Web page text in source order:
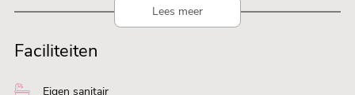
buitenleven, terwijl de camping rust en ruimte biedt om samen te
ontspannen. Een van de grootste voordelen van vakantie vieren in
Nederland is dat het dichterbij is dan je denkt!
Plan ook een weekendje weg met familie of vrienden en ontdek de
Lees meer
Faciliteiten
Eigen sanitair